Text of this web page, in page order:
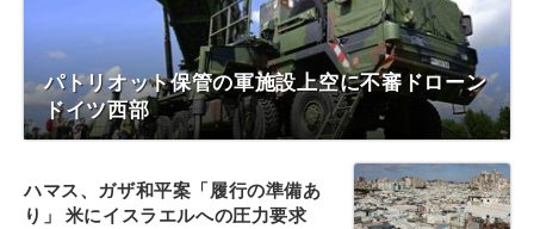
パトリオット保管の軍施設上空に不審ドローン
ドイツ西部
ハマス、ガザ和平案「履行の準備あ
り」 米にイスラエルへの圧力要求